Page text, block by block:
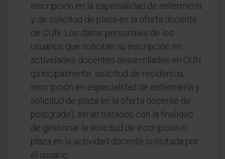
inscripción en la especialidad de enfermería
y de solicitud de plaza en la oferta docente
de CUN: Los datos personales de los
usuarios que solicitan su inscripción en
actividades docentes desarrolladas en CUN
(principalmente, solicitud de residencia,
inscripción en especialidad de enfermería y
solicitud de plaza en la oferta docente de
postgrado), serán tratados con la finalidad
de gestionar la solicitud de inscripción o
plaza en la actividad docente solicitada por
el usuario.